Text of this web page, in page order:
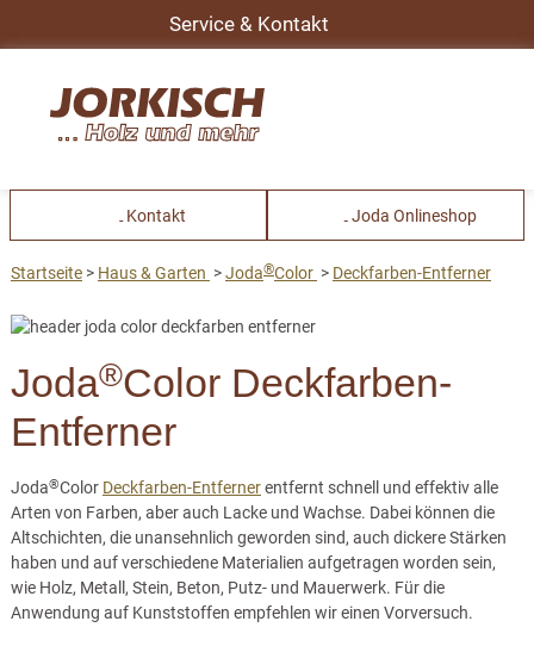
Service & Kontakt
Kontakt Joda Onlineshop
Startseite Haus & Garten Joda®Color Deckfarben-Entferner
Joda®Color Deckfarben-
Entferner
Joda®Color Deckfarben-Entfernerentfernt schnell und effektiv alle
Arten von Farben, aber auch Lacke und Wachse. Dabei können die
Altschichten, die unansehnlich geworden sind, auch dickere Stärken
haben und auf verschiedene Materialien aufgetragen worden sein,
wie Holz, Metall, Stein, Beton, Putz- und Mauerwerk. Für die
Anwendung auf Kunststoffen empfehlen wir einen Vorversuch.